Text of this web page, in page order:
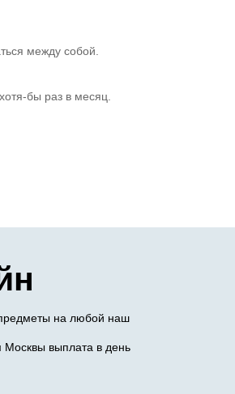
между собой.
бы раз в месяц.
на любой наш
выплата в день